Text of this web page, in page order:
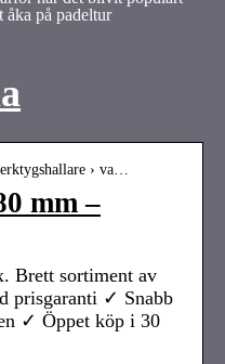
åka på padeltur
› va…
mm –
Brett sortiment av
prisgaranti ✓ Snabb
✓ Öppet köp i 30